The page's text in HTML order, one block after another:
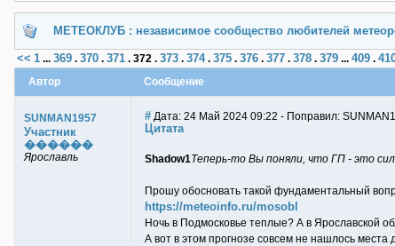
МЕТЕОКЛУБ : независимое сообщество любителей
<< 1 ... 369 . 370 . 371 . 372 . 373 . 374. 375 . 376 . 377 . 378 . 379 ... 409 .
Автор Сообщение
SUNMAN1957
Участник
������
Ярославль
# Дата: 24 Май 2024 09:22 - Поправил:
Цитата
Shadow1Теперь-то Вы поняли, что ГП - это
Прошу обосновать такой фундаментальный
https://meteoinfo.ru/mosobl
Ночь в Подмосковье теплые? А в Ярославской
А вот в этом прогнозе совсем не нашлось